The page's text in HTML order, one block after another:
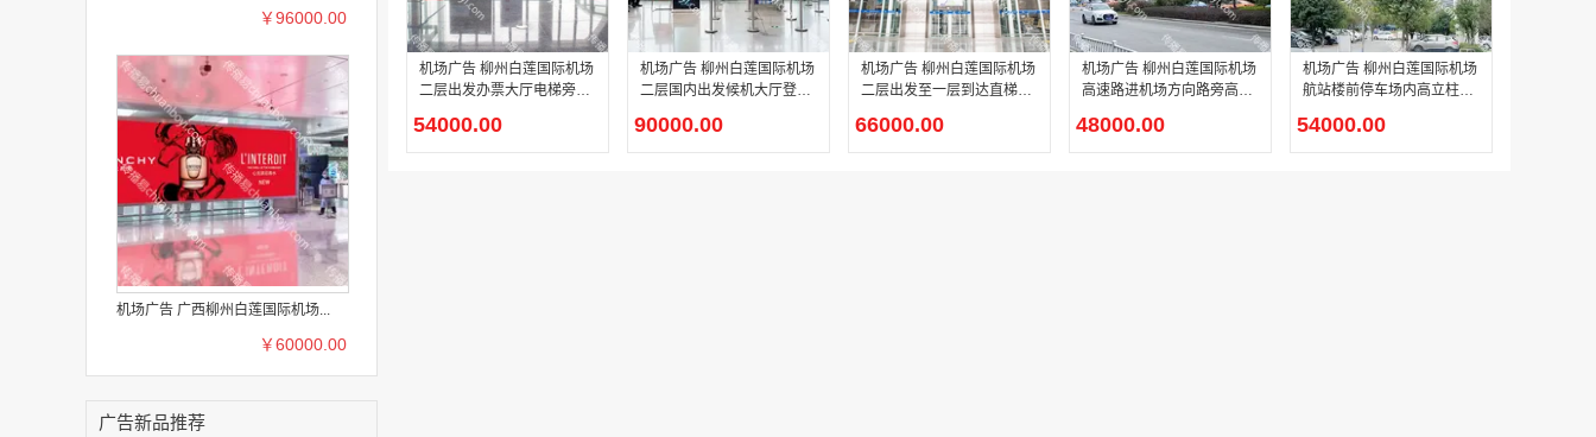
￥96000.00
机场广告 广西柳州白莲国际机场...
￥60000.00
广告新品推荐
机场广告 柳州白莲国际机场
二层出发办票大厅电梯旁实
54000.00
机场广告 柳州白莲国际机场
二层国内出发候机大厅登机
迎面）灯箱广告
90000.00
机场广告 柳州白莲国际机场
二层出发至一层到达直梯贴
66000.00
机场广告 柳州白莲国际机场
高速路进机场方向路旁高立
48000.00
机场广告 柳州白莲国际机场
航站楼前停车场内高立柱广
54000.00